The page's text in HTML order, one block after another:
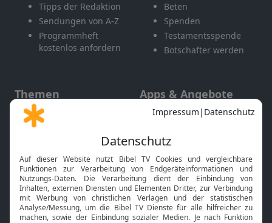
Tipps der Redaktion
Sendungen von A-Z
Programmheft
kostenlos anfordern
Beten
Spenden
Testamentsspende
Botschafter werden
Themen
Gott und Bibel erklärt
Neuigkeiten
Apps & Angebote
Mobile App
Smart TV
HbbTV
Bibelthek Online-Bibel
Nächster Gottesdienst